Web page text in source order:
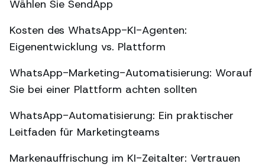
Wählen Sie SendApp
Kosten des WhatsApp-KI-Agenten:
Eigenentwicklung vs. Plattform
WhatsApp-Marketing-Automatisierung: Worauf
Sie bei einer Plattform achten sollten
WhatsApp-Automatisierung: Ein praktischer
Leitfaden für Marketingteams
Markenauffrischung im KI-Zeitalter: Vertrauen